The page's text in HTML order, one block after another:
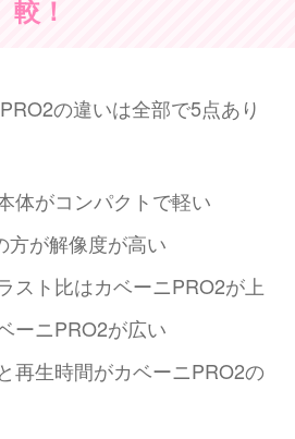
較！
の違いは全部で5点あり
体がコンパクトで軽い
方が解像度が高い
スト比はカベーニPRO2が上
ーニPRO2が広い
再生時間がカベーニPRO2の